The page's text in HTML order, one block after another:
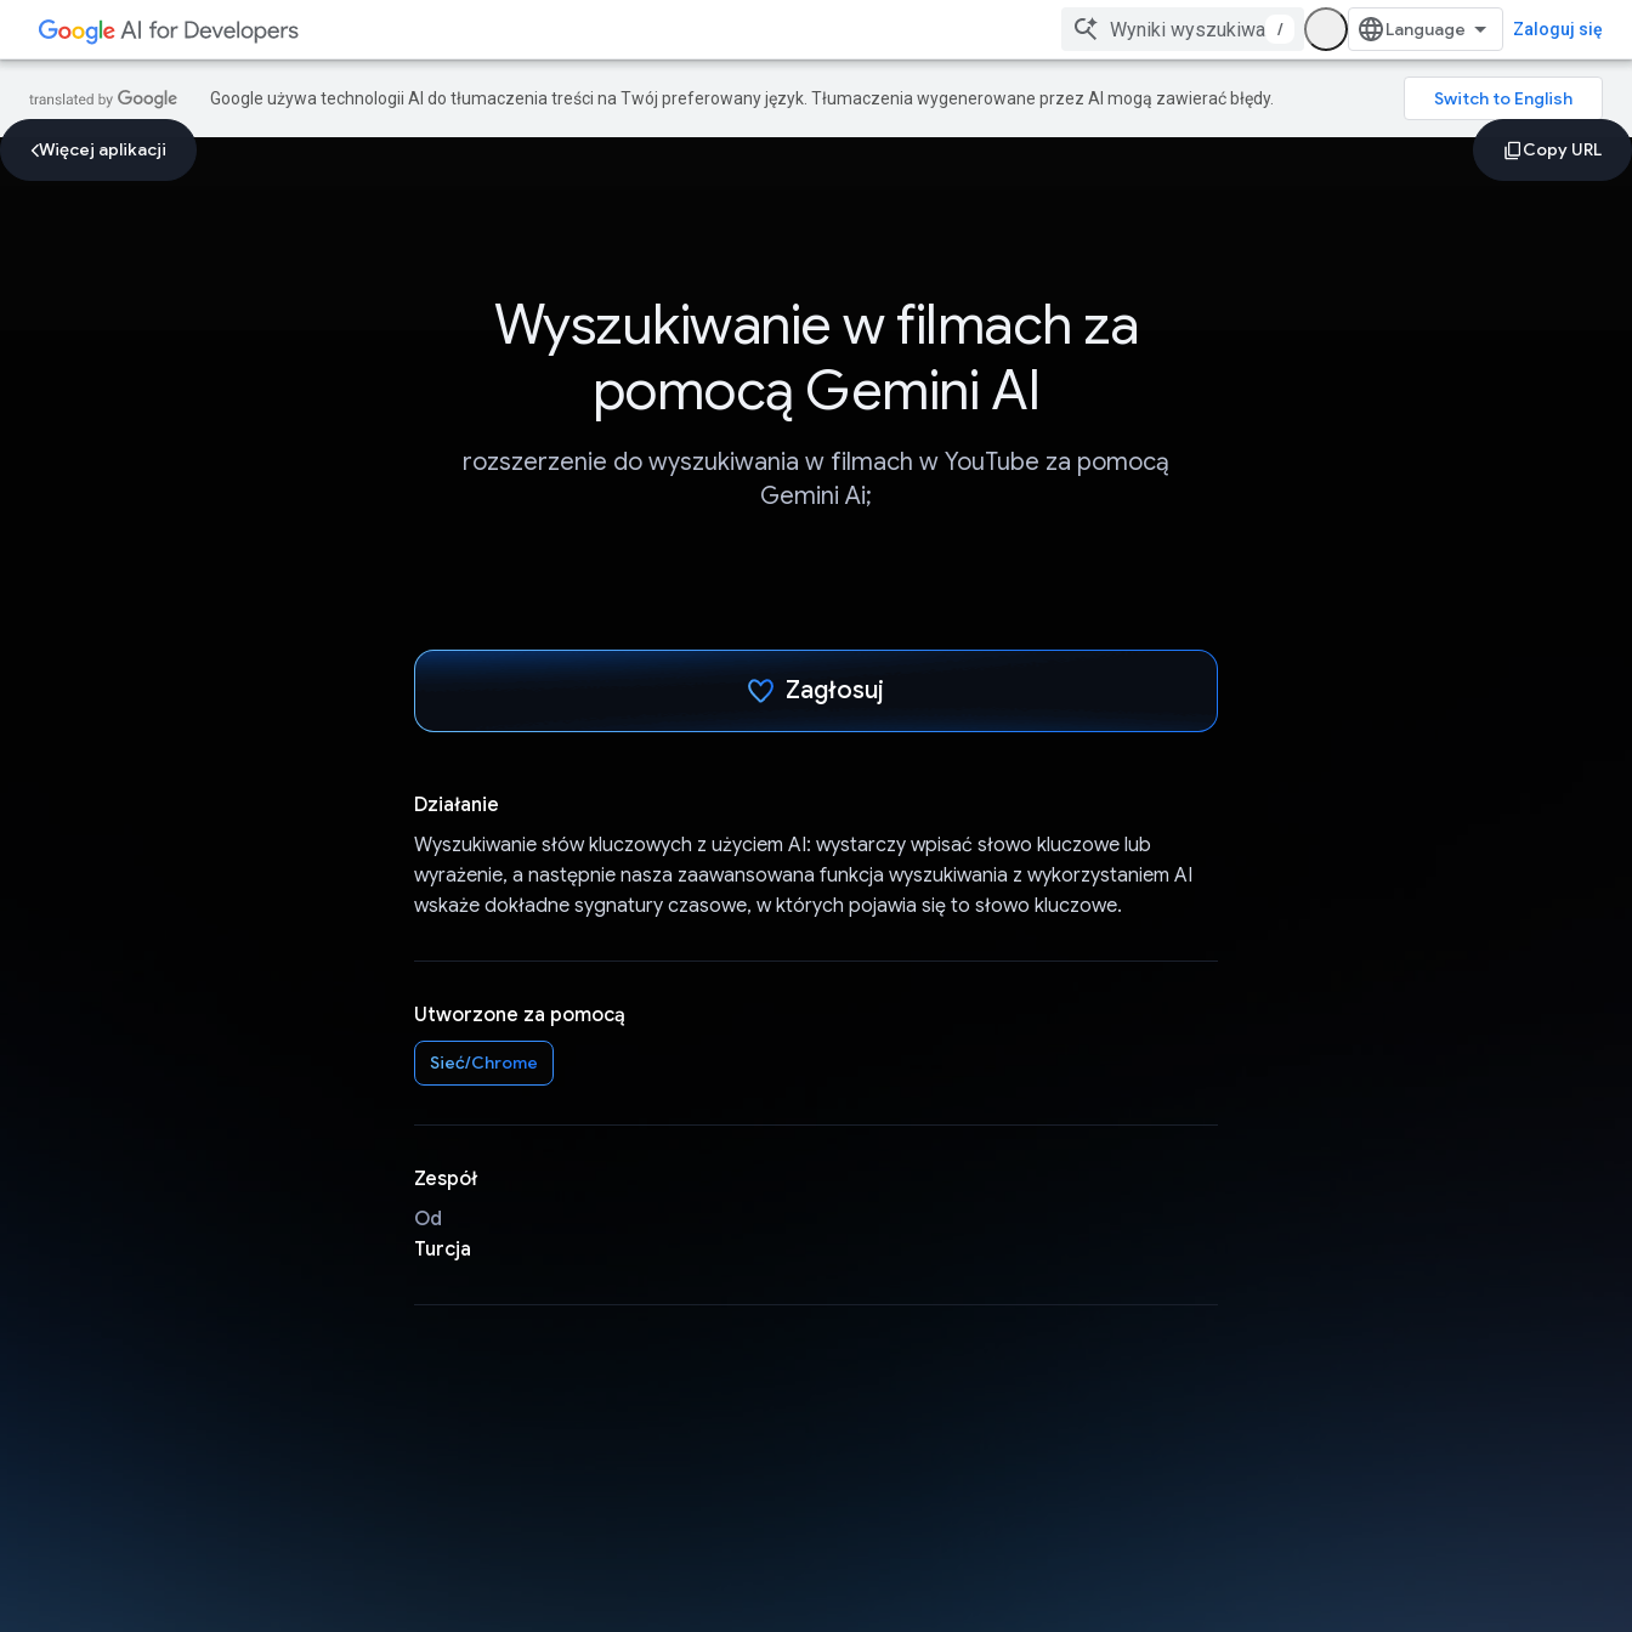
/ Zaloguj się
Google używa technologii AI do tłumaczenia treści na Twój preferowany język. Tłumaczenia wygenerowane przez AI mogą zawierać błędy.
Więcej aplikacji
Wyszukiwanie w filmach za
pomocą Gemini AI
rozszerzenie do wyszukiwania w filmach w YouTube za pomocą
Gemini Ai;
Zagłosuj
Działanie
Wyszukiwanie słów kluczowych z użyciem AI: wystarczy wpisać słowo kluczowe lub
wyrażenie, a następnie nasza zaawansowana funkcja wyszukiwania z wykorzystaniem AI
wskaże dokładne sygnatury czasowe, w których pojawia się to słowo kluczowe.
Utworzone za pomocą
Sieć/Chrome
Zespół
Od
Turcja